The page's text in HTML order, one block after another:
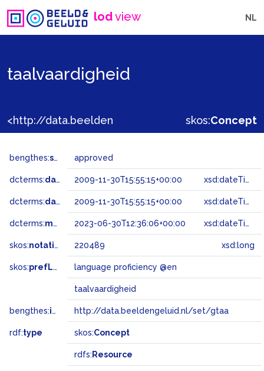
lodview NL
taalvaardigheid
skos:Concept
bengthes:status approved
dcterms:dateAccepted 2009-11-30T15:55:15+00:00 xsd:dateTime
dcterms:dateSubmitted 2009-11-30T15:55:15+00:00 xsd:dateTime
dcterms:modified 2023-06-30T12:36:06+00:00 xsd:dateTime
skos:notation 220489 xsd:long
skos:prefLabel language proficiency @en
taalvaardigheid
bengthes:inSet http://data.beeldengeluid.nl/set/gtaa
rdf:type skos:Concept
rdfs: Resource